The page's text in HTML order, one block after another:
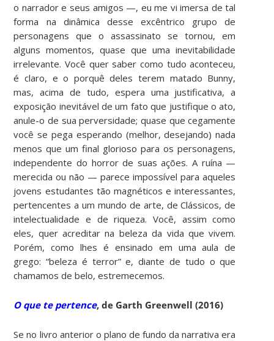
o narrador e seus amigos —, eu me vi imersa de tal
forma na dinâmica desse excêntrico grupo de
personagens que o assassinato se tornou, em
alguns momentos, quase que uma inevitabilidade
irrelevante. Você quer saber como tudo aconteceu,
é claro, e o porquê deles terem matado Bunny,
mas, acima de tudo, espera uma justificativa, a
exposição inevitável de um fato que justifique o ato,
anule-o de sua perversidade; quase que cegamente
você se pega esperando (melhor, desejando) nada
menos que um final glorioso para os personagens,
independente do horror de suas ações. A ruína —
merecida ou não — parece impossível para aqueles
jovens estudantes tão magnéticos e interessantes,
pertencentes a um mundo de arte, de Clássicos, de
intelectualidade e de riqueza. Você, assim como
eles, quer acreditar na beleza da vida que vivem.
Porém, como lhes é ensinado em uma aula de
grego: “beleza é terror” e, diante de tudo o que
chamamos de belo, estremecemos.
O que te pertence, de Garth Greenwell (2016)
Se no livro anterior o plano de fundo da narrativa era